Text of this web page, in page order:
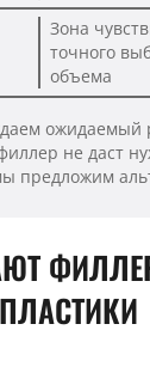
Зона
точного
объема
ожидаемый
не даст
предложим